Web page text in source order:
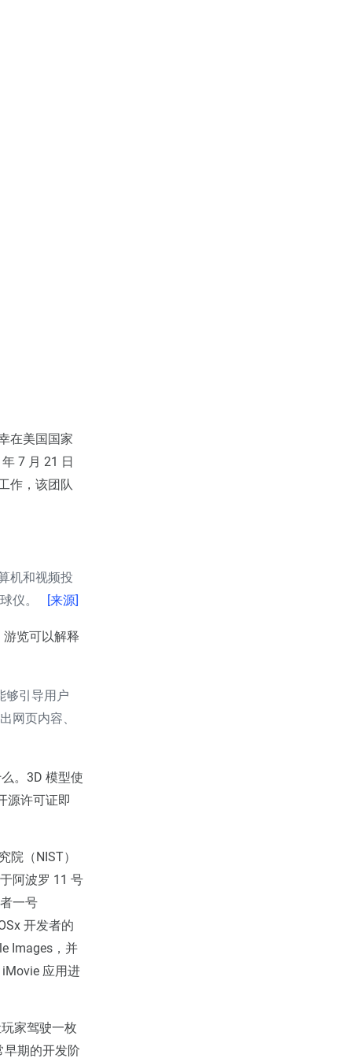
在美国国家
7 月 21 日
作，该团队
机和视频投
仪。
[来源]
游览可以解释
够引导用户
网页内容、
。3D 模型使
源许可证即
院（NIST）
阿波罗 11 号
一号
开发者的
Images，并
应用进
家驾驶一枚
早期的开发阶